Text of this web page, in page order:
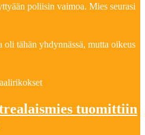
poliisin vaimoa. Mies seurasi
tähän yhdynnässä, mutta oikeus
tuomittiin